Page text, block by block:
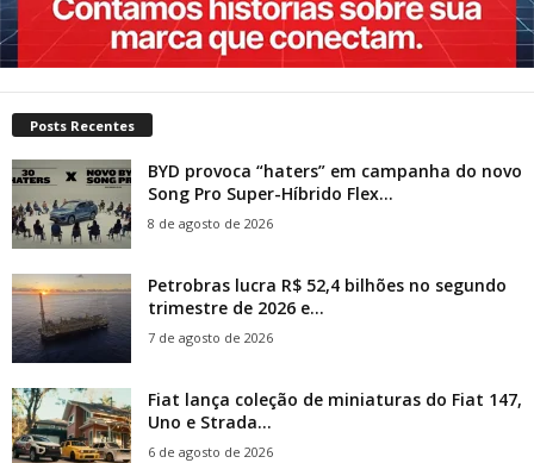
Posts Recentes
BYD provoca “haters” em campanha do novo
Song Pro Super-Híbrido Flex...
8 de agosto de 2026
Petrobras lucra R$ 52,4 bilhões no segundo
trimestre de 2026 e...
7 de agosto de 2026
Fiat lança coleção de miniaturas do Fiat 147,
Uno e Strada...
6 de agosto de 2026